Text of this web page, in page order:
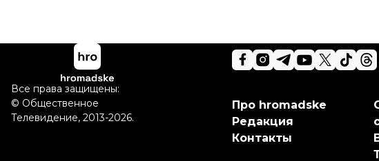
Про hromadske
Редакция
Контакты
Все права защищены:
© Общественное
Телевидение, 2013-2026.